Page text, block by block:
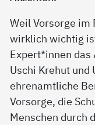
Weil Vorsorge im
wirklich wichtig
Expert*innen das
Uschi Krehut und
ehrenamtliche
Vorsorge, die
Menschen durch